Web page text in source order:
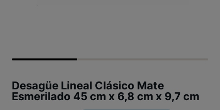
Desagüe Lineal Clásico Mate
Esmerilado 45 cm x 6,8 cm x 9,7 cm